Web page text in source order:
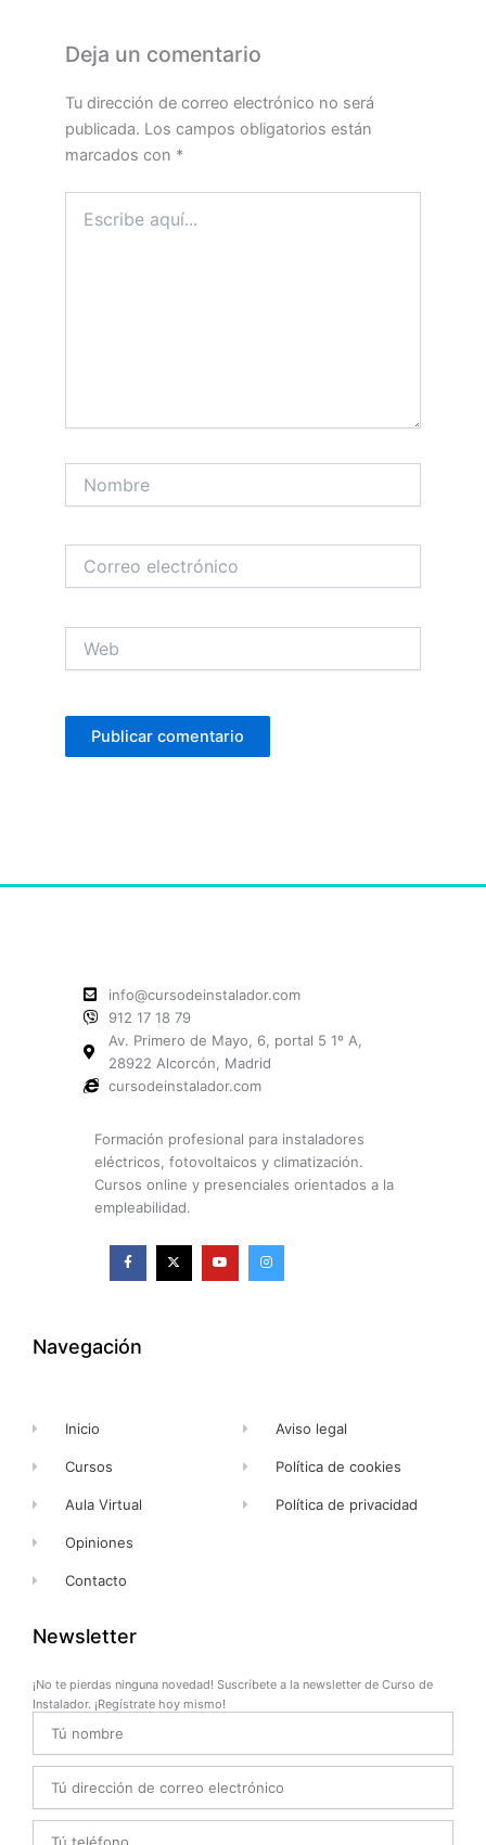
Deja un comentario
Tu dirección de correo electrónico no será
publicada. Los campos obligatorios están
marcados con *
aquí...
electrónico
info@cursodeinstalador.com
912 17 18 79
Av. Primero de Mayo, 6, portal 5 1º A,
28922 Alcorcón, Madrid
cursodeinstalador.com
Formación profesional para instaladores
eléctricos, fotovoltaicos y climatización.
Cursos online y presenciales orientados a la
empleabilidad.
F
a
k
-
X
-
Y
o
I
n
Navegación
Inicio
Cursos
Aula Virtual
Opiniones
Contacto
Aviso legal
Política de cookies
Política de privacidad
Newsletter
¡No te pierdas ninguna novedad! Suscríbete a la newsletter de Curso de
Instalador. ¡Regístrate hoy mismo!